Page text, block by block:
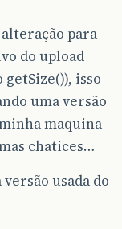
para
do upload
isso
uma versão
maquina
chatices…
usada do